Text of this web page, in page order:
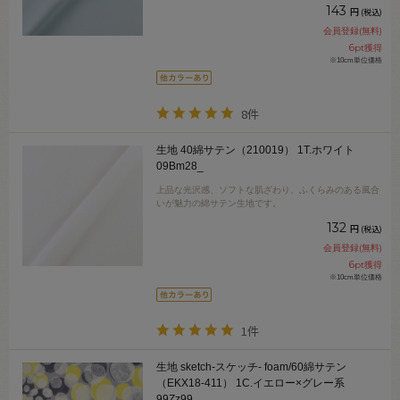
143 円 (税込)
会員登録(無料)
6pt獲得
※10cm単位価格
8件
生地 40綿サテン（210019） 1T.ホワイト
09Bm28_
上品な光沢感、ソフトな肌ざわり、ふくらみのある風合
いが魅力の綿サテン生地です。
132 円 (税込)
会員登録(無料)
6pt獲得
※10cm単位価格
1件
生地 sketch-スケッチ- foam/60綿サテン
（EKX18-411） 1C.イエロー×グレー系